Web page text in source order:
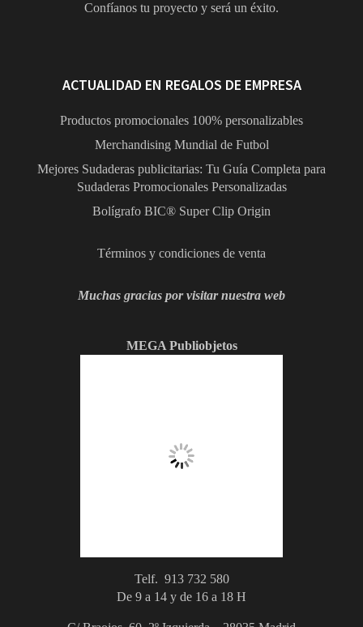
Confíanos tu proyecto y será un éxito.
ACTUALIDAD EN REGALOS DE EMPRESA
Productos promocionales 100% personalizables
Merchandising Mundial de Futbol
Mejores Sudaderas publicitarias: Tu Guía Completa para
Sudaderas Promocionales Personalizadas
Bolígrafo BIC® Super Clip Origin
Términos y condiciones de venta
Muchas gracias por visitar nuestra web
MEGA Publiobjetos
Telf. 913 732 580
De 9 a 14 y de 16 a 18 H